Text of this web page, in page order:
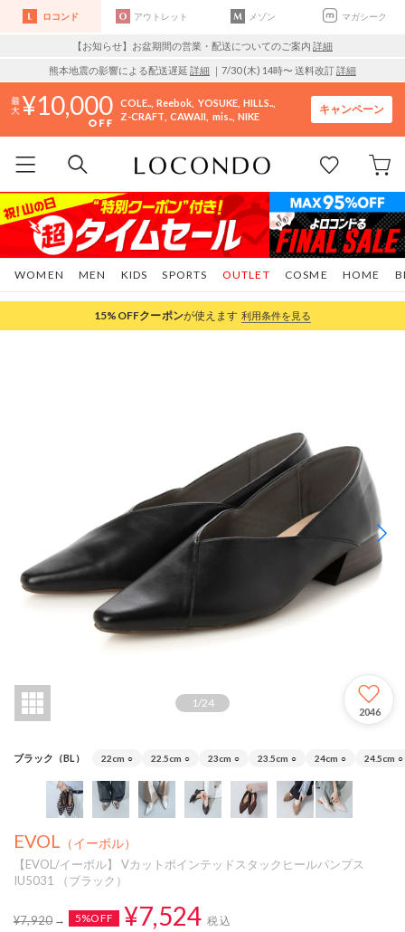
ロコンド アウトレット メゾン マガシーク
【お知らせ】お盆期間の営業・配送についてのご案内 詳細
熊本地震の影響による配送遅延 詳細 ｜7/30 (木) 14時〜 送料改訂詳細
10,000 COLE.. Reebok YOSUKE HILLS..
Z-CRAFT CAWAII mis.. NIKE
キャンペーン
WOMEN MEN KIDS SPORTS COSME HOME
OUTLET
15%OFFクーポンが使えます 利用条件を見る
1 /24
2046
ブラック（BL） 22cm ○ 22.5cm ○ 23cm ○ 23.5cm ○ 24cm ○ 24.5cm ○
EVOL （イーボル）
【EVOL/イーボル】 Vカットポインテッドスタックヒールパンプス
IU5031 （ブラック）
¥7,920 5%OFF ¥7,524 税込